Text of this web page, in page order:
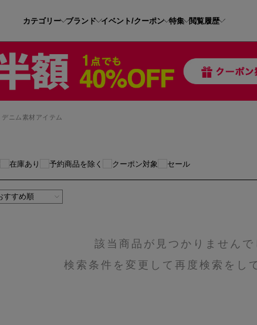
カテゴリー ブランド イベント/クーポン 特集 閲覧履歴
デニム素材アイテム
在庫あり 予約商品を除く クーポン対象 セール
該当商品が見つかりませんで
検索条件を変更して再度検索をし